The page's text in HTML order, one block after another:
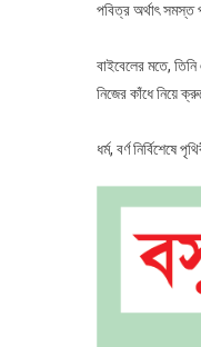
পবিত্র অর্থাৎ
বাইবেলের মতে,
নিজের কাঁধে নিয়ে
ধর্ম, বর্ণ